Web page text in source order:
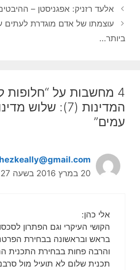
אלעד רזניק: אפגניסטן –
עוצמתו של אדם מוגדרת לעתים
ביותר…
4 מחשבות על “חלופות
המדינות (7): שלוש
עמים”
20 במרץ 2016 בשעה 16:27
אלי כהן:
הקושי העיקרי וגם הפתרון
בראש ובראשונה בבחירת
והרבה פחות בבחירת התכנית
תכנית שלום לא תועיל מול